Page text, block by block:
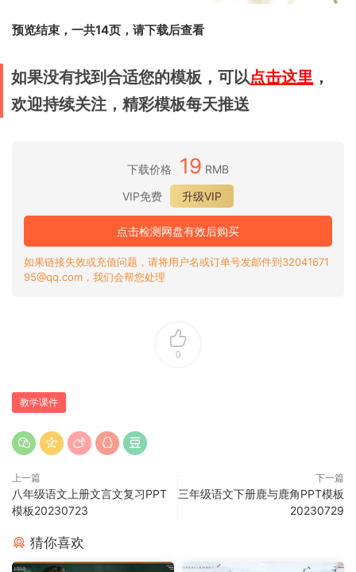
预览结束，一共14页，请下载后查看
如果没有找到合适您的模板，可以点击这里 ，
欢迎持续关注，精彩模板每天推送
下载价格 19 RMB
VIP免费
升级VIP
点击检测网盘有效后购买
如果链接失效或充值问题，请将用户名或订单号发邮件到32041671
95@qq.com，我们会帮您处理
0
教学课件
上一篇
八年级语文上册文言文复习PPT
模板20230723
下一篇
三年级语文下册鹿与鹿角PPT模板
20230729
猜你喜欢